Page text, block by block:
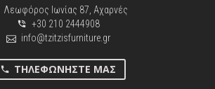
Λεωφόρος Ιωνίας 87, Αχαρνές
+30 210 2444908
info@tzitzisfurniture.gr
ΤΗΛΕΦΩΝΉΣΤΕ ΜΑΣ